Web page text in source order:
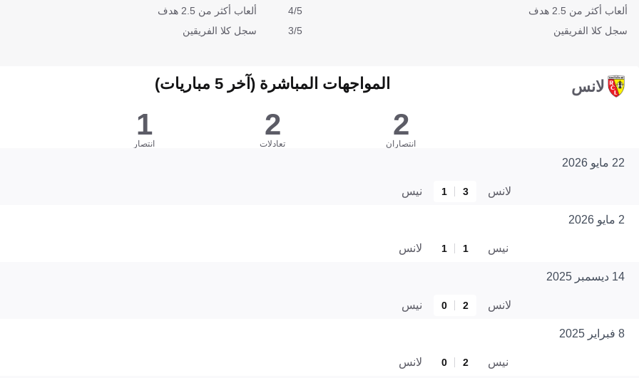
ألعاب أكثر من 2.5 هدف
4/5
سجل كلا الفريقين
3/5
ألعاب أكثر من 2.5 هدف
سجل كلا الفريقين
لانس المواجهات المباشرة (آخر 5 مباريات)
2
انتصاران
2
تعادلات
1
انتصار
22 مايو 2026
لانس 3
1 نيس
2 مايو 2026
نيس 1
1 لانس
14 ديسمبر 2025
لانس 2
0 نيس
8 فبراير 2025
نيس 2
0 لانس